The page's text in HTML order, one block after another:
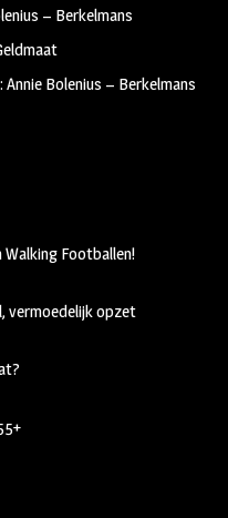
– Berkelmans
Annie Bolenius – Berkelmans
Footballen!
vermoedelijk opzet